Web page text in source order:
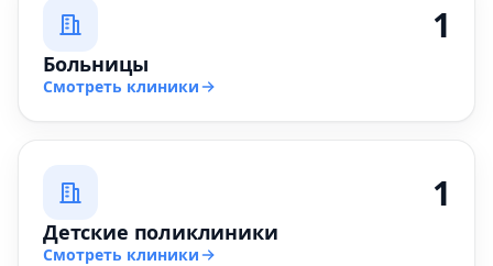
1
Больницы
Смотреть клиники
1
Детские поликлиники
Смотреть клиники